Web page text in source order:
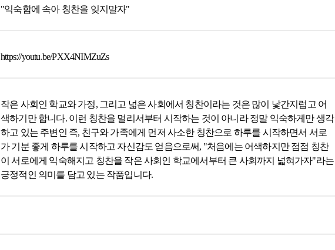
"익숙함에 속아 칭찬을 잊지말자"
https://youtu.be/PXX4NIMZuZs
작은 사회인 학교와 가정, 그리고 넓은 사회에서 칭찬이라는 것은 많이 낯간지럽고 어
색하기만 합니다. 이런 칭찬을 멀리서부터 시작하는 것이 아니라 정말 익숙하게만 생각
하고 있는 주변인 즉, 친구와 가족에게 먼저 사소한 칭찬으로 하루를 시작하면서 서로
가 기분 좋게 하루를 시작하고 자신감도 얻음으로써, "처음에는 어색하지만 점점 칭찬
이 서로에게 익숙해지고 칭찬을 작은 사회인 학교에서부터 큰 사회까지 넓혀가자"라는
긍정적인 의미를 담고 있는 작품입니다.